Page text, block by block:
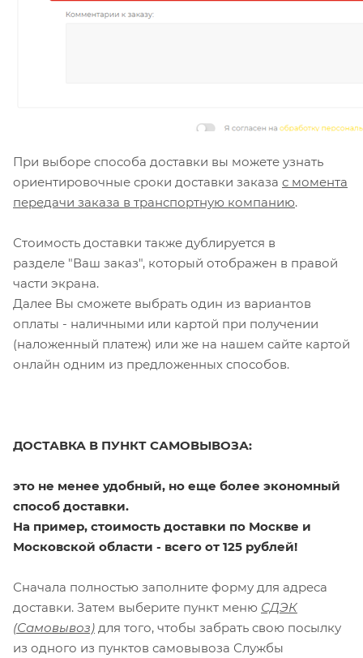
При выборе способа доставки вы можете узнать
ориентировочные сроки доставки заказа с момента
передачи заказа в транспортную компанию.
Стоимость доставки также дублируется в
разделе "Ваш заказ", который отображен в правой
части экрана.
Далее Вы сможете выбрать один из вариантов
оплаты - наличными или картой при получении
(наложенный платеж) или же на нашем сайте картой
онлайн одним из предложенных способов.
ДОСТАВКА В ПУНКТ САМОВЫВОЗА:
это не менее удобный, но еще более экономный
способ доставки.
На пример, стоимость доставки по Москве и
Московской области - всего от 125 рублей!
Сначала полностью заполните форму для адреса
доставки. Затем выберите пункт меню СДЭК
(Самовывоз) для того, чтобы забрать свою посылку
из одного из пунктов самовывоза Службы